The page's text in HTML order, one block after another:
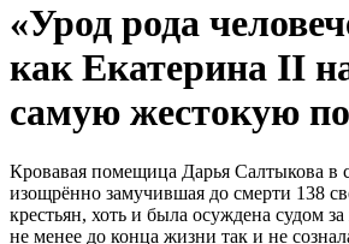
«Урод рода
как Екатерина II
самую жестокую
Кровавая помещица Дарья Салтыкова в
изощрённо замучившая до смерти 138
крестьян, хоть и была осуждена судом
не менее до конца жизни так и не